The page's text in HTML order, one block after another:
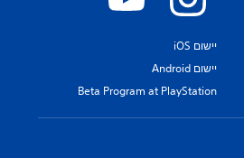
יישום iOS
יישום Android
Beta Program at PlayStation